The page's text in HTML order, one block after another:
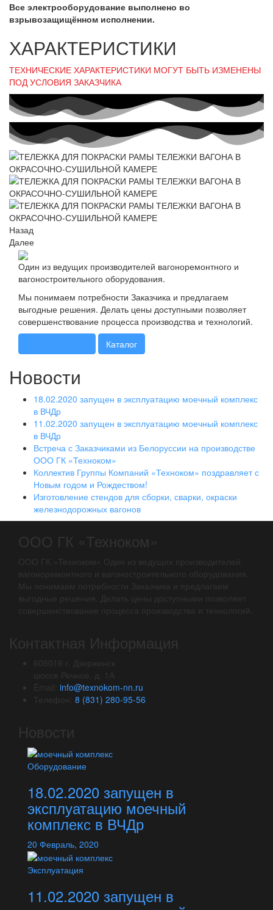
Все электрооборудование выполнено во
взрывозащищённом исполнении.
ХАРАКТЕРИСТИКИ
ТЕХНИЧЕСКИЕ ХАРАКТЕРИСТИКИ МОГУТ БЫТЬ ИЗМЕНЕНЫ
ПОД УСЛОВИЯ ЗАКАЗЧИКА
Назад
Далее
Один из ведущих производителей вагоноремонтного и
вагоностроительного оборудования.
Мы понимаем потребности Заказчика и предлагаем
выгодные решения. Делать цены доступными позволяет
совершенствование процесса производства и технологий.
Каталог
Новости
18.02.2020 запущен в эксплуатацию моечный комплекс
в ВЧДр
11.02.2020 запущен в эксплуатацию моечный комплекс
в ВЧДр
Встреча с Заказчиками из Белоруссии на производстве
ООО ГК «Техноком»
Коллектив Группы Компаний «Техноком» поздравляет с
Новым годом и Рождеством!
Изготовление стендов для сборки, сварки, окраски
железнодорожных вагонов
ООО ГК «Техноком»
ООО ГК «Техноком» Один из ведущих производителей
вагоноремонтного и вагоностроительного оборудования.
Мы понимаем потребности Заказчика и предлагаем
выгодные решения. Делать цены доступными позволяет
совершенствование процесса производства и технологий.
Контактная Информация
606016 г. Дзержинск
шоссе Речное, д. 1А
Email: info@texnokom-nn.ru
Телефон: 8 (831) 280-95-56
Новости
Оборудование
18.02.2020 запущен в
эксплуатацию моечный
комплекс в ВЧДр
20 Февраль, 2020
Эксплуатация
11.02.2020 запущен в